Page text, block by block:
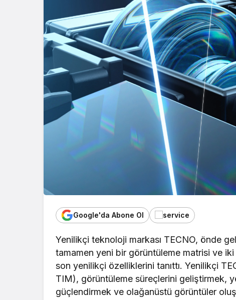
Google'da Abone Ol
Yenilikçi teknoloji markası TECNO, önde
tamamen yeni bir görüntüleme matrisi ve
son yenilikçi özelliklerini tanıttı. Yenilikçi
TIM), görüntüleme süreçlerini geliştirmek,
güçlendirmek ve olağanüstü görüntüler
Hyundai
Türkiye’de:
mobiliteye